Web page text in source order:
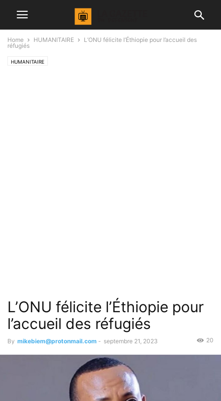
Home HUMANITAIRE
L’ONU félicite l’Éthiopie pour l’accueil des
réfugiés
HUMANITAIRE
L’ONU félicite l’Éthiopie pour
l’accueil des réfugiés
By mikebiem@protonmail.com - septembre 21, 2023 20